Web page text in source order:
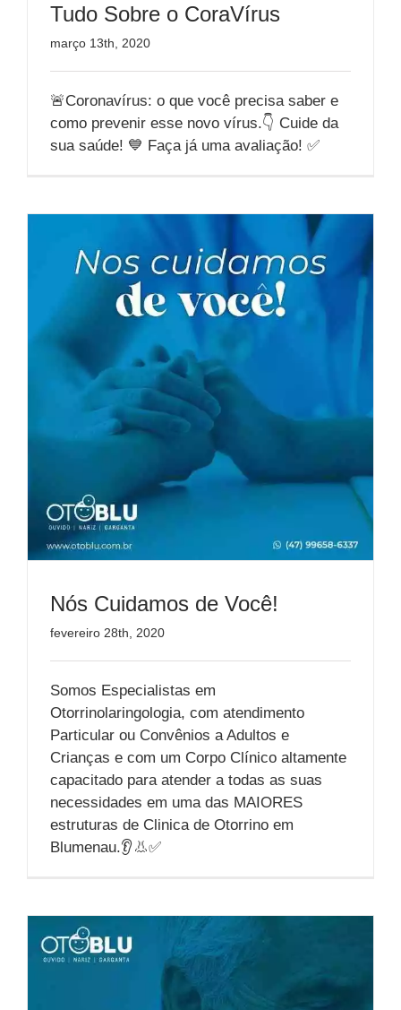
Tudo Sobre o CoraVírus
março 13th, 2020
🚨Coronavírus: o que você precisa saber e
como prevenir esse novo vírus.👇 Cuide da
sua saúde! 💙 Faça já uma avaliação! ✅
Nós Cuidamos de Você!
fevereiro 28th, 2020
Somos Especialistas em
Otorrinolaringologia, com atendimento
Particular ou Convênios a Adultos e
Crianças e com um Corpo Clínico altamente
capacitado para atender a todas as suas
necessidades em uma das MAIORES
estruturas de Clinica de Otorrino em
Blumenau.👂👃✅